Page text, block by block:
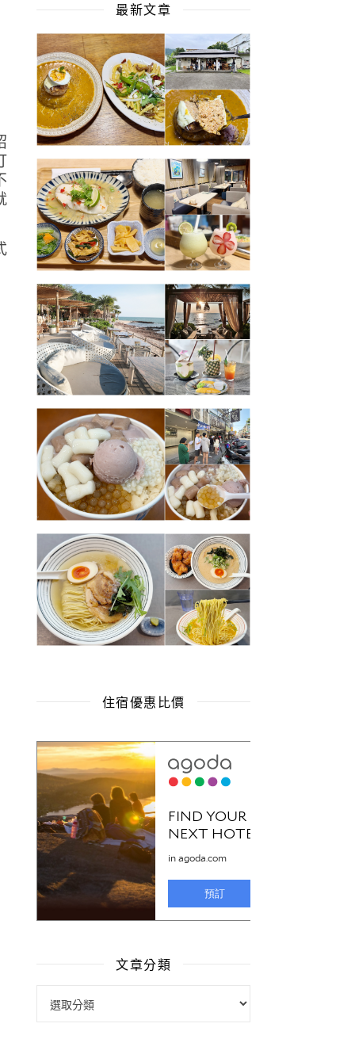
最新文章
住宿優惠比價
文章分類